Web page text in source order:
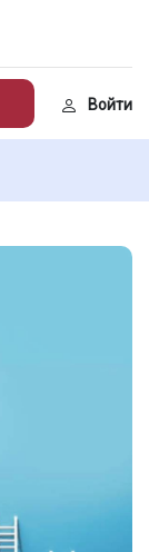
Войти